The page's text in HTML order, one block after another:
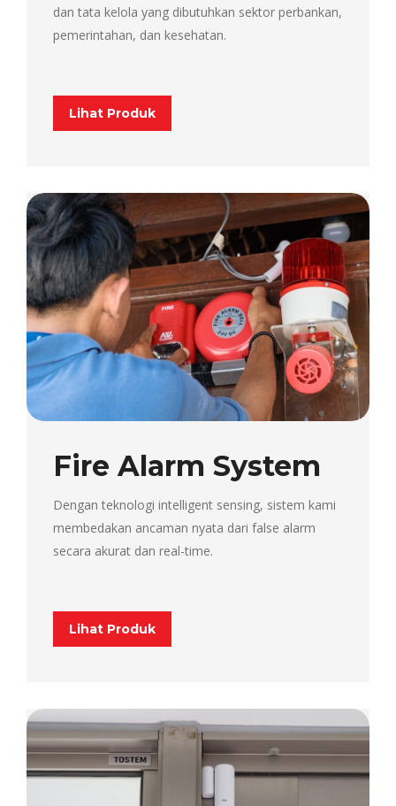
dan tata kelola yang dibutuhkan sektor perbankan,
pemerintahan, dan kesehatan.
Lihat Produk
Fire Alarm System
Dengan teknologi intelligent sensing, sistem kami
membedakan ancaman nyata dari false alarm
secara akurat dan real-time.
Lihat Produk